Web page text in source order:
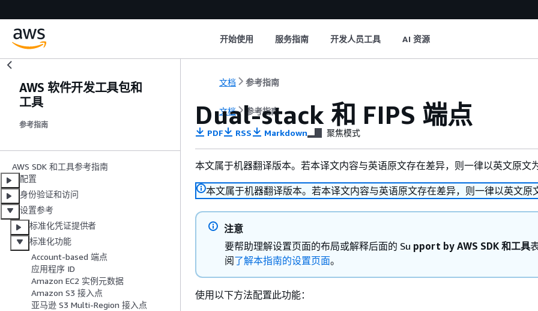
开始使用 服务指南 开发人员工具 AI 资源
AWS 软件开发工具包和
工具
参考指南
AWS SDK 和工具参考指南
配置
身份验证和访问
设置参考
标准化凭证提供者
标准化功能
Account-based 端点
应用程序 ID
Amazon EC2 实例元数据
Amazon S3 接入点
亚马逊 S3 Multi-Region 接入点
文档 参考指南
文档 参考指南
Dual-stack 和 FIPS 端点
PDF RSS Markdown 聚焦模式
本文属于机器翻译版本。若本译文内容与英语原文存在差异，则一律以英文原文为
本文属于机器翻译版本。若本译文内容与英语原文存在差异，则一律以英文原
注意
要帮助理解设置页面的布局或解释后面的 Su pport by AWS SDK 和工具
阅了解本指南的设置页面。
使用以下方法配置此功能：